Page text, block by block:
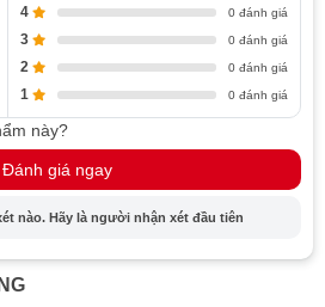
đến độ bền của máy. Không
lưới lọc cũng hết sức đơn giản,
hiệu quả.
đến trải nghiệm nấu
vào chức năng chính, Eurogold
được tích hợp ngay trên máy sẽ
vực nấu, giúp bạn nấu nướng dễ
4 0 đánh giá
3 0 đánh giá
2 0 đánh giá
1 0 đánh giá
này?
Đánh giá ngay
nào. Hãy là người nhận xét đầu tiên